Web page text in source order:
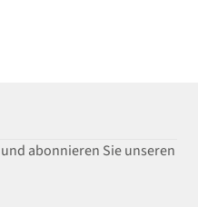
abonnieren Sie unseren